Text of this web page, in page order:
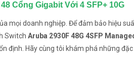
Cổng Gigabit Với 4 SFP+ 10G
mọi doanh nghiệp. Để đảm bảo hiệu
Switch Aruba 2930F 48G 4SFP
định. Hãy cùng tôi khám phá những